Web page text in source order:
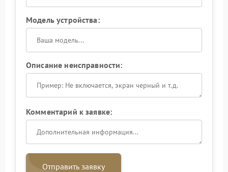
Модель устройства:
Описание неисправности:
Комментарий к заявке:
Отправить заявку